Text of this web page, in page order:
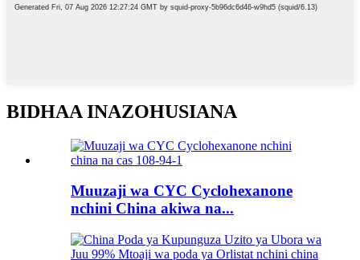
BIDHAA INAZOHUSIANA
Muuzaji wa CYC Cyclohexanone
nchini China akiwa na...